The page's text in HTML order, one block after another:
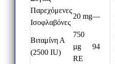
Παρεχόμενες
Ισοφλαβόνες
20 mg—
Βιταμίνη Α
(2500 IU)
750
µg
RE
94